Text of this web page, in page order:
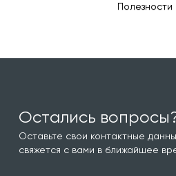
Полезности
Остались
Оставьте свои контактные
свяжется с вами в ближайшее